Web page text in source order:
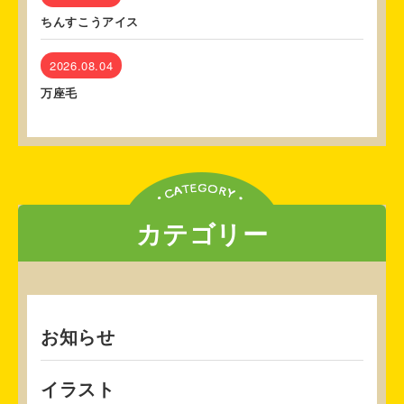
ちんすこうアイス
2026.08.04
万座毛
カテゴリー
お知らせ
イラスト